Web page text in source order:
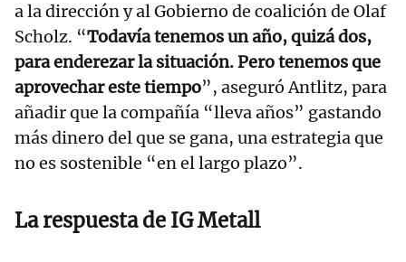
a la dirección y al Gobierno de coalición de Olaf
Scholz. “Todavía tenemos un año, quizá dos,
para enderezar la situación. Pero tenemos que
aprovechar este tiempo”, aseguró Antlitz, para
añadir que la compañía “lleva años” gastando
más dinero del que se gana, una estrategia que
no es sostenible “en el largo plazo”.
La respuesta de IG Metall